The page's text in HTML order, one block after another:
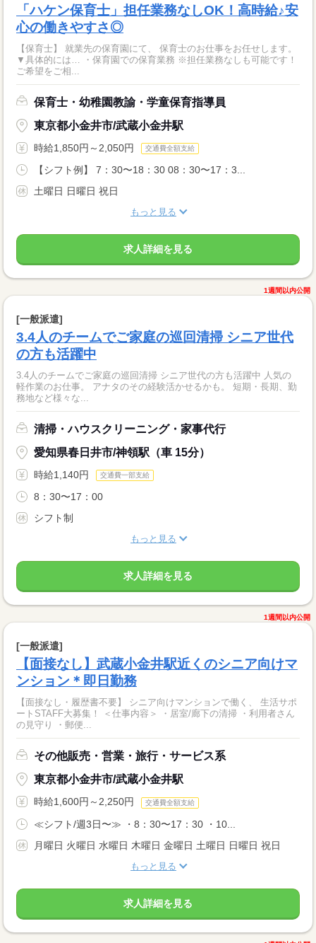
「ハケン保育士」担任業務なしOK！高時給♪安
心の働きやすさ◎
【保育士】 就業先の保育園にて、 保育士のお仕事をお任せします。
▼具体的には… ・保育園での保育業務 ※担任業務なしも可能です！
ご希望をご相...
保育士・幼稚園教諭・学童保育指導員
東京都小金井市/武蔵小金井駅
時給1,850円～2,050円 交通費全額支給
【シフト例】 7：30〜18：30 08：30〜17：3...
土曜日 日曜日 祝日
もっと見る
求人詳細を見る
1週間以内公開
[一般派遣]
3.4人のチームでご家庭の巡回清掃 シニア世代
の方も活躍中
3.4人のチームでご家庭の巡回清掃 シニア世代の方も活躍中 人気の
軽作業のお仕事。 アナタのその経験活かせるかも。 短期・長期、勤
務地など様々な...
清掃・ハウスクリーニング・家事代行
愛知県春日井市/神領駅（車 15分）
時給1,140円 交通費一部支給
8：30〜17：00
シフト制
もっと見る
求人詳細を見る
1週間以内公開
[一般派遣]
【面接なし】武蔵小金井駅近くのシニア向けマ
ンション＊即日勤務
【面接なし・履歴書不要】 シニア向けマンションで働く、 生活サポ
ートSTAFF大募集！ ＜仕事内容＞ ・居室/廊下の清掃 ・利用者さん
の見守り ・郵便...
その他販売・営業・旅行・サービス系
東京都小金井市/武蔵小金井駅
時給1,600円～2,250円 交通費全額支給
≪シフト/週3日〜≫ ・8：30〜17：30 ・10...
月曜日 火曜日 水曜日 木曜日 金曜日 土曜日 日曜日 祝日
もっと見る
求人詳細を見る